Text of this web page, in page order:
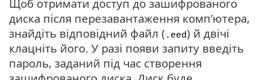
Щоб отримати доступ до зашифрованого
диска після перезавантаження комп’ютера,
знайдіть відповідний файл ( .eed) й двічі
клацніть його. У разі появи запиту введіть
пароль, заданий під час створення